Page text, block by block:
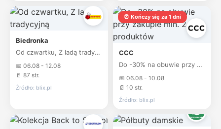
Biedronka
Od czwartku, Z ladą tradycyjną
📅 06.08 - 12.08
📄 87 str.
Źródło: blix.pl
⏰ Kończy się za 1 dni
CCC
Do -30% na obuwie przy zakupie min. 2 produktów
📅 06.08 - 10.08
📄 10 str.
Źródło: blix.pl